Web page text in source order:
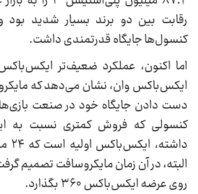
رقابت بین دو برند بسیار شدید بود و
کنسول‌ها جایگاه قدرتمندی داشت.
ایکس‌باکس وان، نشان می‌دهد که
دست دادن جایگاه خود در صنعت
البته، در آن زمان مایکروسافت تصمیم
روی عرضه ایکس‌باکس ۳۶۰ بگذارد.